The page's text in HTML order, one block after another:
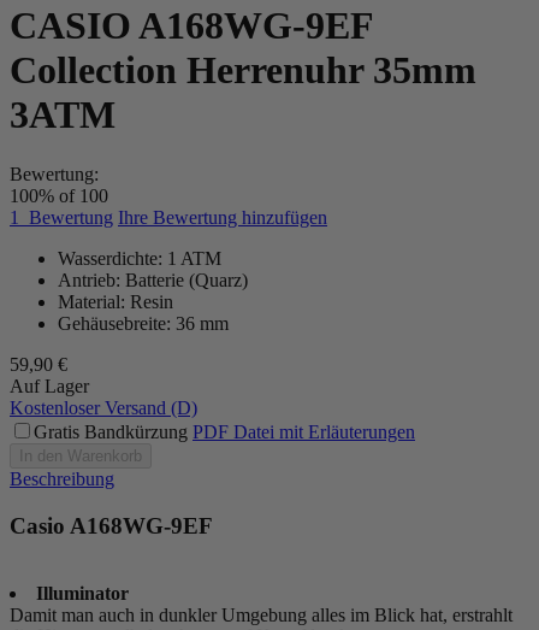
CASIO A168WG-9EF
Collection Herrenuhr 35mm
3ATM
Bewertung:
100% of 100
1
Bewertung Ihre Bewertung hinzufügen
Wasserdichte: 1 ATM
Antrieb: Batterie (Quarz)
Material: Resin
Gehäusebreite: 36 mm
59,90 €
Auf Lager
Kostenloser Versand (D)
Gratis Bandkürzung PDF Datei mit Erläuterungen
In den Warenkorb
Beschreibung
Casio A168WG-9EF
Illuminator
Damit man auch in dunkler Umgebung alles im Blick hat, erstrahlt